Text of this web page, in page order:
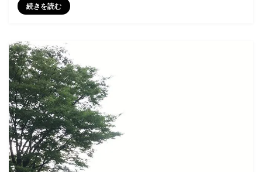
続きを読む